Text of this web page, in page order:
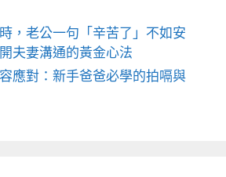
，老公一句「辛苦了」不如安
夫妻溝通的黃金心法
應對：新手爸爸必學的拍嗝與